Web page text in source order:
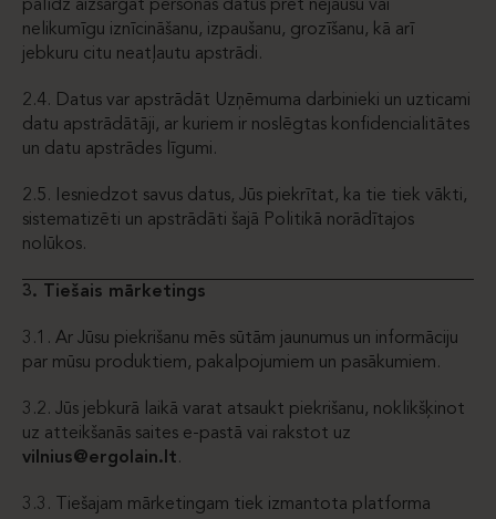
palīdz aizsargāt personas datus pret nejaušu vai
nelikumīgu iznīcināšanu, izpaušanu, grozīšanu, kā arī
jebkuru citu neatļautu apstrādi.
2.4. Datus var apstrādāt Uzņēmuma darbinieki un uzticami
datu apstrādātāji, ar kuriem ir noslēgtas konfidencialitātes
un datu apstrādes līgumi.
2.5. Iesniedzot savus datus, Jūs piekrītat, ka tie tiek vākti,
sistematizēti un apstrādāti šajā Politikā norādītajos
nolūkos.
3. Tiešais mārketings
3.1. Ar Jūsu piekrišanu mēs sūtām jaunumus un informāciju
par mūsu produktiem, pakalpojumiem un pasākumiem.
3.2. Jūs jebkurā laikā varat atsaukt piekrišanu, noklikšķinot
uz atteikšanās saites e-pastā vai rakstot uz
vilnius@ergolain.lt.
3.3. Tiešajam mārketingam tiek izmantota platforma